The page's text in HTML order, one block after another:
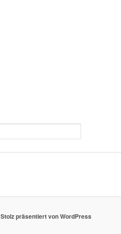
Stolz präsentiert von WordPress